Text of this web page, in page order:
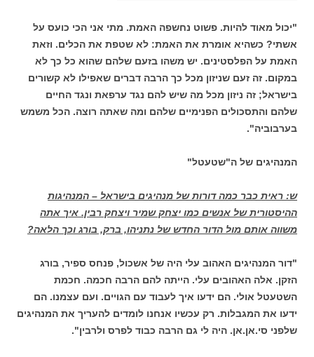
"יכול מאוד להיות. פשוט נחשפה האמת. מתי אני הכי כועס על
אשתי? כשהיא אומרת את האמת: לא שטפת את הכלים. וזאת
האמת על הפלסטינים. יש משהו בזעם שלהם שהוא כל כך לא
במקום. זה זעם שניזון מכל כך הרבה דברים שאפילו לא קשורים
בישראל; זה ניזון מכל מה שיש להם נגד ערפאת ונגד החיים
שלהם והתסכולים הפנימיים שלהם ומה שאתה רוצה. הכל משמש
בערבוביה".
המנהיגים של ה"שטעטל"
ש: ראית כבר כמה דורות של מנהיגים בישראל – המנהיגות
ההיסטורית של אנשים כמו יצחק שמיר ויצחק רבין. איך אתה
משווה אותם מול הדור החדש של נתניהו, ברק, בורג וכך הלאה?
"דור המנהיגים האהוב עלי היה של אשכול, פנחס ספיר, בורג
הזקן. אלה האהובים עלי. הייתה להם הרבה חכמה. חכמת
השטעטל אולי. הם ידעו איך לעבוד עם הגויים. ועם עצמנו. הם
ידעו את המגבלות. רק עכשיו אנחנו לומדים להעריך את המנהיגים
שלפני סי.אן.אן. היה לי גם הרבה כבוד לפרס ולרבין".